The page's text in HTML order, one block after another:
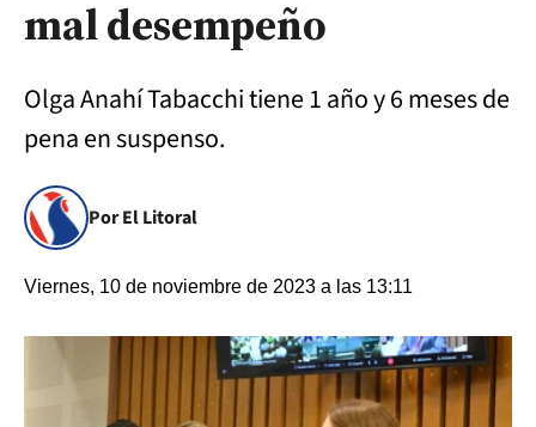
mal desempeño
Olga Anahí Tabacchi tiene 1 año y 6 meses de
pena en suspenso.
Por El Litoral
Viernes, 10 de noviembre de 2023 a las 13:11